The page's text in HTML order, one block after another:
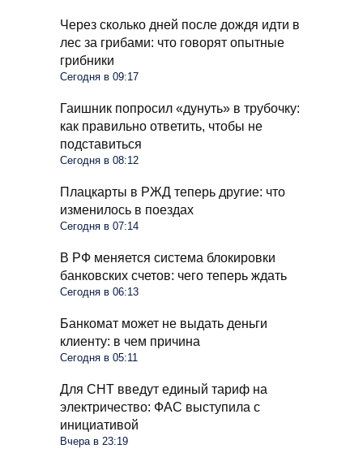
Через сколько дней после дождя идти в
лес за грибами: что говорят опытные
грибники
Сегодня в 09:17
Гаишник попросил «дунуть» в трубочку:
как правильно ответить, чтобы не
подставиться
Сегодня в 08:12
Плацкарты в РЖД теперь другие: что
изменилось в поездах
Сегодня в 07:14
В РФ меняется система блокировки
банковских счетов: чего теперь ждать
Сегодня в 06:13
Банкомат может не выдать деньги
клиенту: в чем причина
Сегодня в 05:11
Для СНТ введут единый тариф на
электричество: ФАС выступила с
инициативой
Вчера в 23:19